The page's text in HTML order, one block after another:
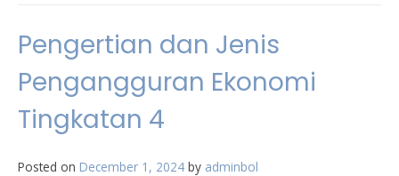
Pengertian dan Jenis
Pengangguran Ekonomi
Tingkatan 4
Posted on December 1, 2024 by adminbol